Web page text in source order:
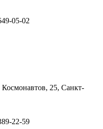
05-02
Космонавтов, 25, Санкт-
22-59